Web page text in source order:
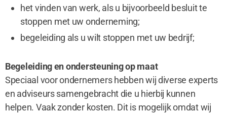
het vinden van werk, als u bijvoorbeeld besluit te
stoppen met uw onderneming;
begeleiding als u wilt stoppen met uw bedrijf;
Begeleiding en ondersteuning op maat
Speciaal voor ondernemers hebben wij diverse experts
en adviseurs samengebracht die u hierbij kunnen
helpen. Vaak zonder kosten. Dit is mogelijk omdat wij